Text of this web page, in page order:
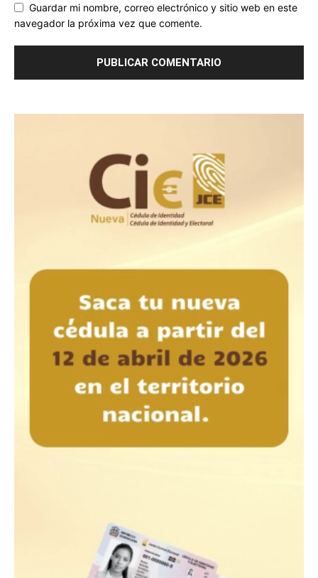
Guardar mi nombre, correo electrónico y sitio web en este
navegador la próxima vez que comente.